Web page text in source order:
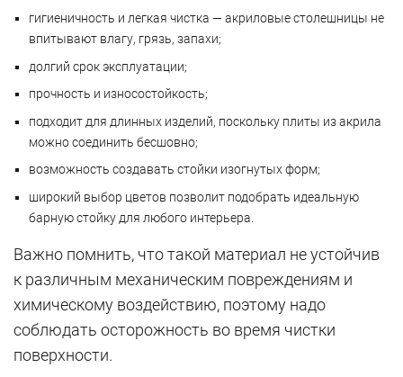
гигиеничность и легкая чистка — акриловые столешницы не
впитывают влагу, грязь, запахи;
долгий срок эксплуатации;
прочность и износостойкость;
подходит для длинных изделий, поскольку плиты из акрила
можно соединить бесшовно;
возможность создавать стойки изогнутых форм;
широкий выбор цветов позволит подобрать идеальную
барную стойку для любого интерьера.
Важно помнить, что такой материал не устойчив
к различным механическим повреждениям и
химическому воздействию, поэтому надо
соблюдать осторожность во время чистки
поверхности.